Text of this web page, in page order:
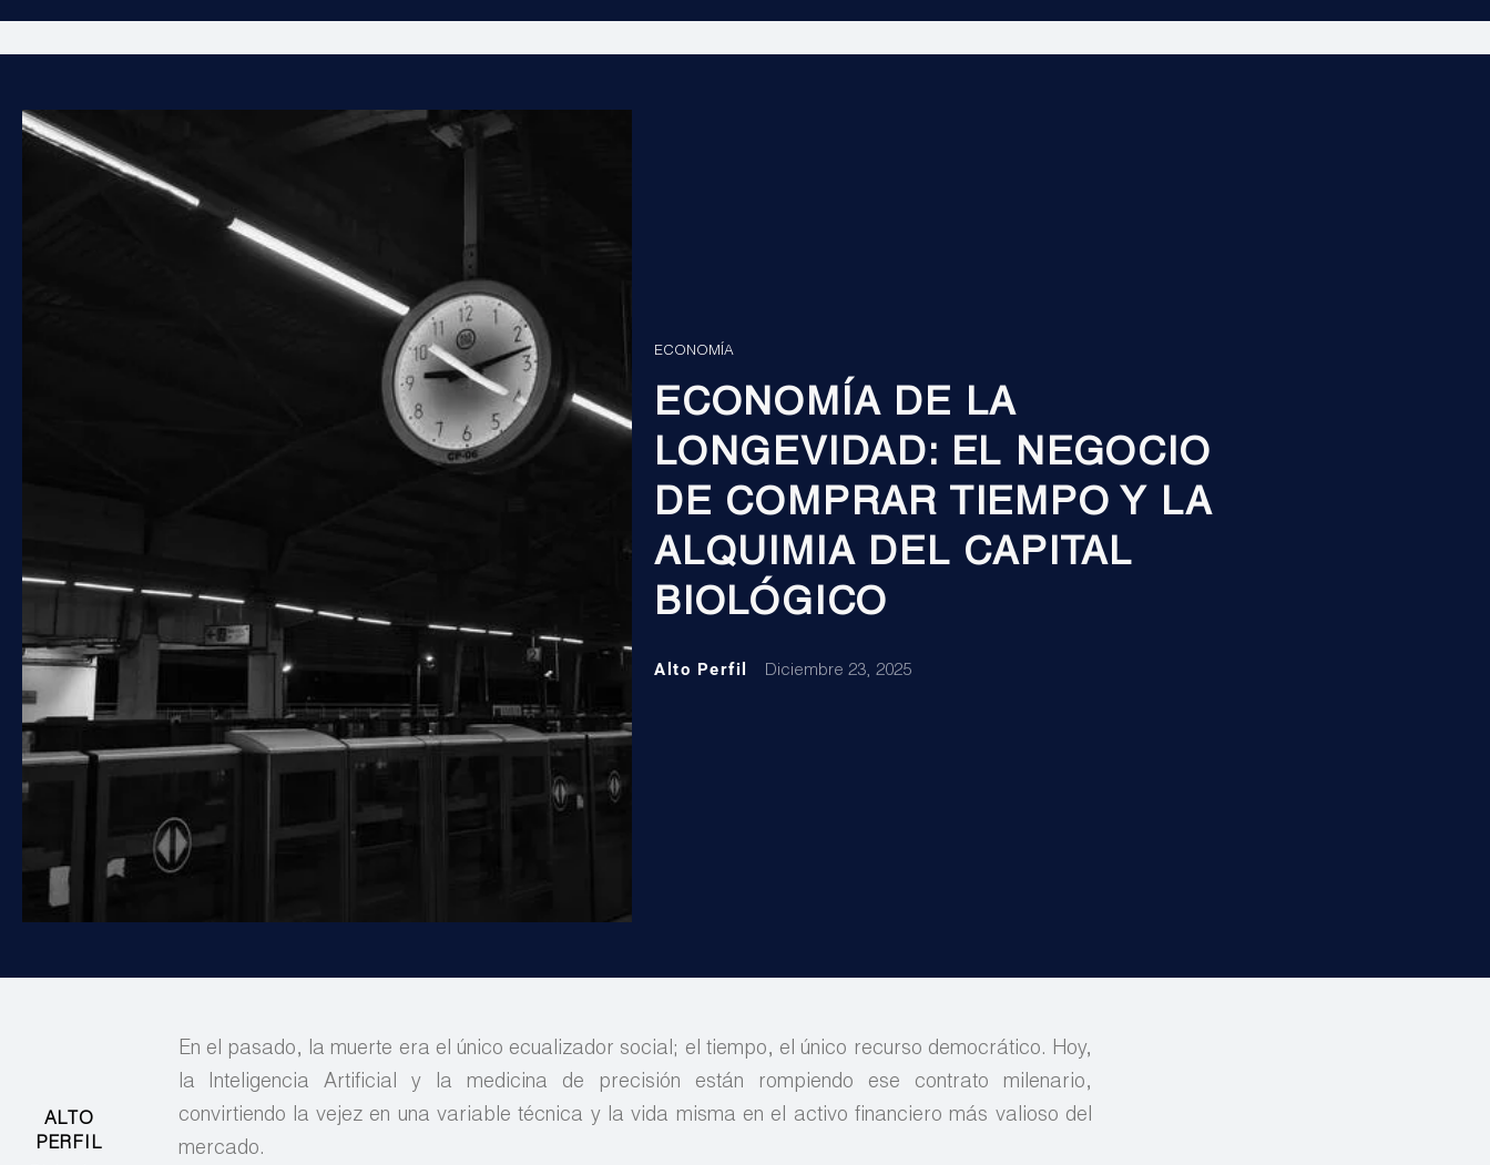
ECONOMÍA
ECONOMÍA DE LA
LONGEVIDAD: EL NEGOCIO
DE COMPRAR TIEMPO Y LA
ALQUIMIA DEL CAPITAL
BIOLÓGICO
Alto Perfil Diciembre 23, 2025
ALTO
PERFIL
En el pasado, la muerte era el único ecualizador social; el tiempo, el único recurso democrático. Hoy,
la Inteligencia Artificial y la medicina de precisión están rompiendo ese contrato milenario,
convirtiendo la vejez en una variable técnica y la vida misma en el activo financiero más valioso del
mercado.